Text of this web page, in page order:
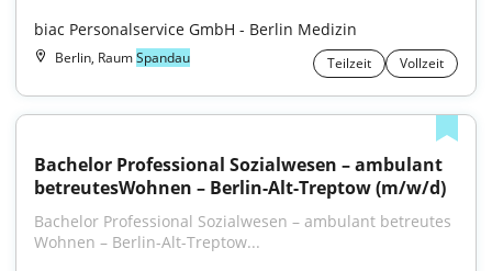
biac Personalservice GmbH - Berlin Medizin
Berlin, RaumSpandau Teilzeit Vollzeit
Bachelor Professional Sozialwesen – ambulant
betreutesWohnen – Berlin-Alt-Treptow (m/w/d)
Bachelor Professional Sozialwesen – ambulant betreutes
Wohnen – Berlin-Alt-Treptow...